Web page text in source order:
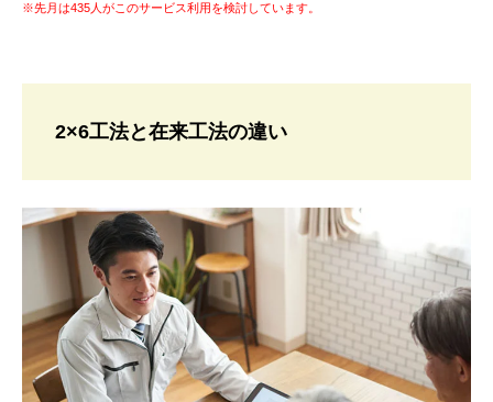
※先月は435人がこのサービス利用を検討しています。
2×6工法と在来工法の違い